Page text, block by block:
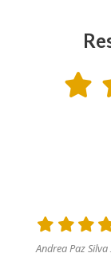
Andrea Paz